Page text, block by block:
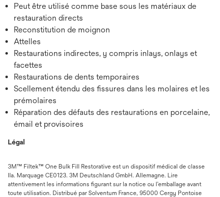
Peut être utilisé comme base sous les matériaux de
restauration directs
Reconstitution de moignon
Attelles
Restaurations indirectes, y compris inlays, onlays et
facettes
Restaurations de dents temporaires
Scellement étendu des fissures dans les molaires et les
prémolaires
Réparation des défauts des restaurations en porcelaine,
émail et provisoires
Légal
3M™ Filtek™ One Bulk Fill Restorative est un dispositif médical de classe
IIa. Marquage CE0123. 3M Deutschland GmbH. Allemagne. Lire
attentivement les informations figurant sur la notice ou l’emballage avant
toute utilisation. Distribué par Solventum France, 95000 Cergy Pontoise